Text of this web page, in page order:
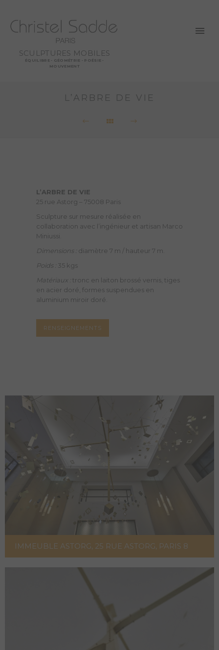
SCULPTURES MOBILES
ÉQUILIBRE - GÉOMÉTRIE - POÉSIE -
MOUVEMENT
L’ARBRE DE VIE
L’ARBRE DE VIE
25 rue Astorg – 75008 Paris
Sculpture sur mesure réalisée en
collaboration avec l’ingénieur et artisan Marco
Miniussi.
Dimensions :
diamètre 7 m / hauteur 7 m.
Poids :
35 kgs
Matériaux : tronc en laiton brossé vernis, tiges
en acier doré, formes suspendues en
aluminium miroir doré.
RENSEIGNEMENTS
IMMEUBLE ASTORG, 25 RUE ASTORG, PARIS 8